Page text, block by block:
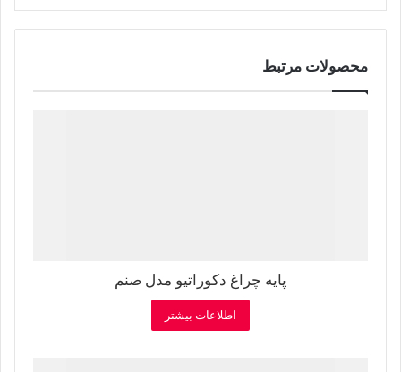
محصولات مرتبط
پایه چراغ دکوراتیو مدل صنم
اطلاعات بیشتر